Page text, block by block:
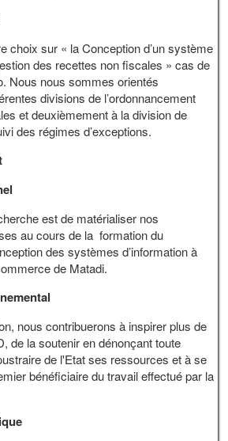
choix sur « la Conception d’un système
des recettes non fiscales » cas de
Nous nous sommes orientés
divisions de l’ordonnancement
et deuxièmement à la division de
des régimes d’exceptions.
est de matérialiser nos
au cours de la formation du
des systèmes d’information à
de Matadi.
nous contribuerons à inspirer plus de
de la soutenir en dénonçant toute
de l'Etat ses ressources et à se
bénéficiaire du travail effectué par la